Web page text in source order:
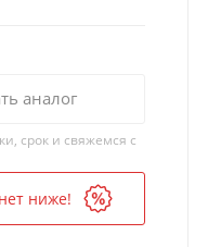
аналог
срок и свяжемся с
ниже!